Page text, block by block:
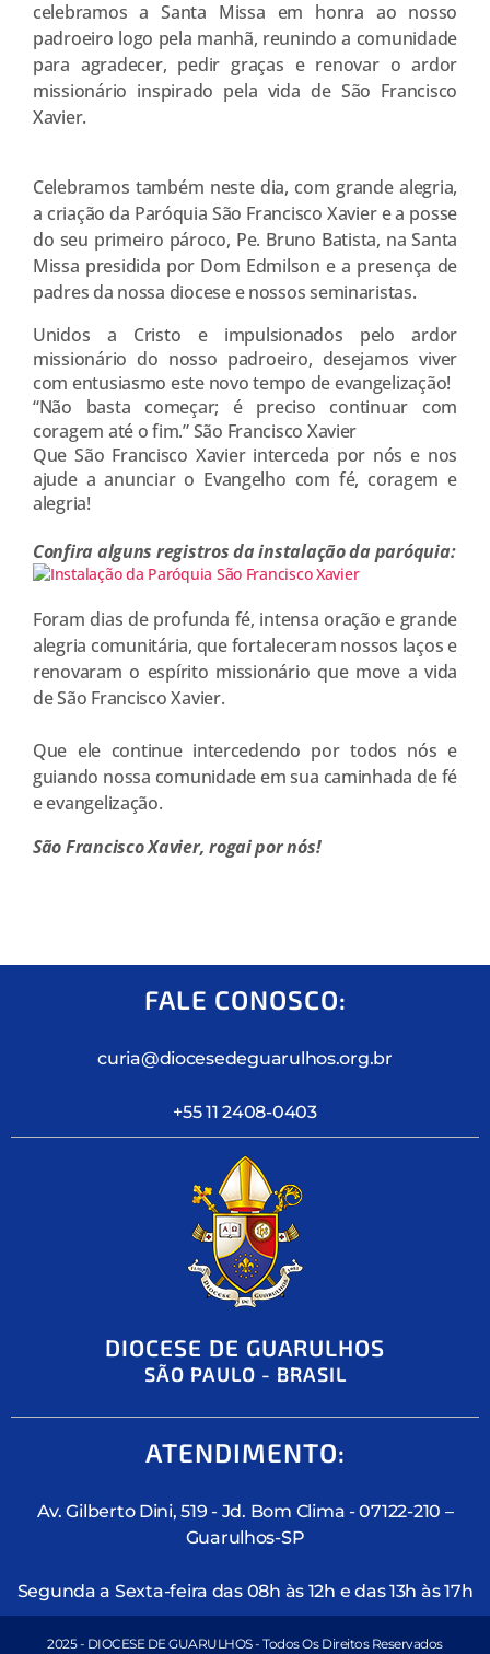
celebramos a Santa Missa em honra ao nosso
padroeiro logo pela manhã, reunindo a comunidade
para agradecer, pedir graças e renovar o ardor
missionário inspirado pela vida de São Francisco
Xavier.
Celebramos também neste dia, com grande alegria,
a criação da Paróquia São Francisco Xavier e a posse
do seu primeiro pároco, Pe. Bruno Batista, na Santa
Missa presidida por Dom Edmilson e a presença de
padres da nossa diocese e nossos seminaristas.
Unidos a Cristo e impulsionados pelo ardor
missionário do nosso padroeiro, desejamos viver
com entusiasmo este novo tempo de evangelização!
“Não basta começar; é preciso continuar com
coragem até o fim.” São Francisco Xavier
Que São Francisco Xavier interceda por nós e nos
ajude a anunciar o Evangelho com fé, coragem e
alegria!
Confira alguns registros da instalação da paróquia:
Foram dias de profunda fé, intensa oração e grande
alegria comunitária, que fortaleceram nossos laços e
renovaram o espírito missionário que move a vida
de São Francisco Xavier.
Que ele continue intercedendo por todos nós e
guiando nossa comunidade em sua caminhada de fé
e evangelização.
São Francisco Xavier, rogai por nós!
FALE CONOSCO:
curia@diocesedeguarulhos.org.br
+55 11 2408-0403
DIOCESE DE GUARULHOS
SÃO PAULO - BRASIL
ATENDIMENTO:
Av. Gilberto Dini, 519 - Jd. Bom Clima - 07122-210 –
Guarulhos-SP
Segunda a Sexta-feira das 08h às 12h e das 13h às 17h
2025 - DIOCESE DE GUARULHOS - Todos Os Direitos Reservados